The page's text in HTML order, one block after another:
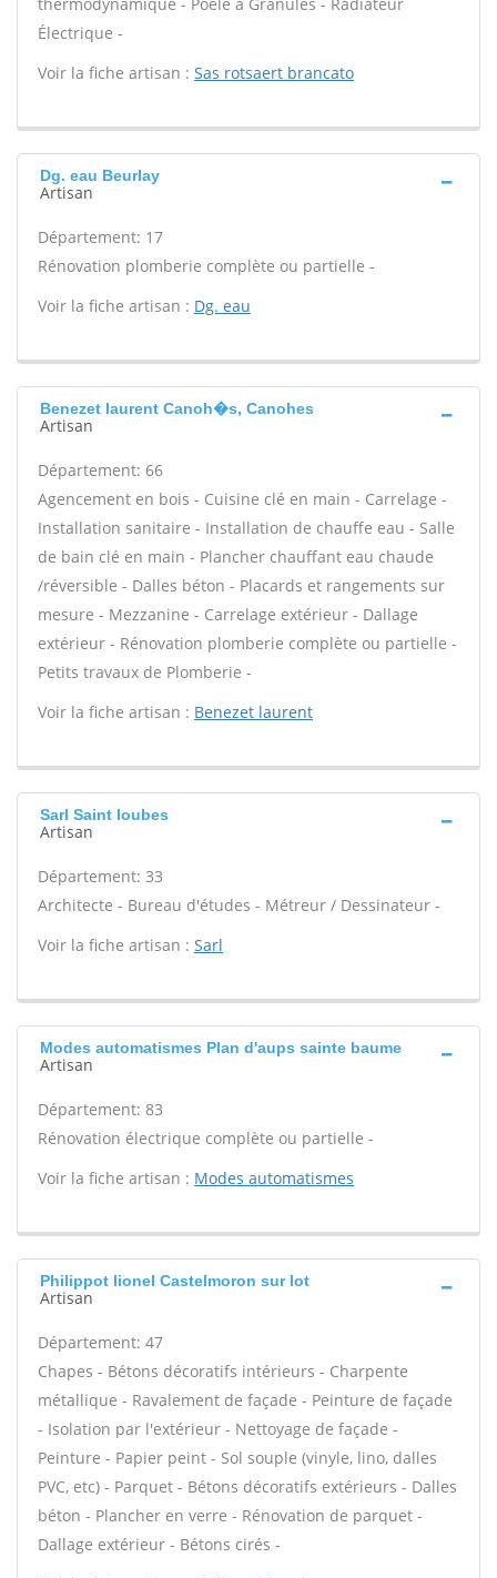
Électrique -
Voir la fiche artisan : Sas rotsaert brancato
Dg. eau Beurlay
Artisan
Département: 17
Rénovation plomberie complète ou partielle -
Voir la fiche artisan : Dg. eau
Benezet laurent Canoh�s, Canohes
Artisan
Département: 66
Agencement en bois - Cuisine clé en main - Carrelage -
Installation sanitaire - Installation de chauffe eau - Salle
de bain clé en main - Plancher chauffant eau chaude
/réversible - Dalles béton - Placards et rangements sur
mesure - Mezzanine - Carrelage extérieur - Dallage
extérieur - Rénovation plomberie complète ou partielle -
Petits travaux de Plomberie -
Voir la fiche artisan : Benezet laurent
Sarl Saint loubes
Artisan
Département: 33
Architecte - Bureau d'études - Métreur / Dessinateur -
Voir la fiche artisan : Sarl
Modes automatismes Plan d'aups sainte baume
Artisan
Département: 83
Rénovation électrique complète ou partielle -
Voir la fiche artisan : Modes automatismes
Philippot lionel Castelmoron sur lot
Artisan
Département: 47
Chapes - Bétons décoratifs intérieurs - Charpente
métallique - Ravalement de façade - Peinture de façade
- Isolation par l'extérieur - Nettoyage de façade -
Peinture - Papier peint - Sol souple (vinyle, lino, dalles
PVC, etc) - Parquet - Bétons décoratifs extérieurs - Dalles
béton - Plancher en verre - Rénovation de parquet -
Dallage extérieur - Bétons cirés -